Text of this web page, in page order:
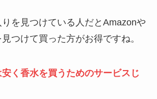
を見つけている人だとAmazonや
つけて買った方がお得ですね。
く香水を買うためのサービスじ